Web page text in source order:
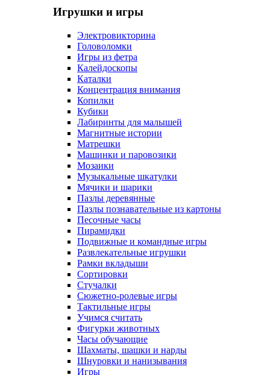
Игрушки и игры
Электровикторина
Головоломки
Игры из фетра
Калейдоскопы
Каталки
Концентрация внимания
Копилки
Кубики
Лабиринты для малышей
Магнитные истории
Матрешки
Машинки и паровозики
Мозаики
Музыкальные шкатулки
Мячики и шарики
Пазлы деревянные
Пазлы познавательные из картоны
Песочные часы
Пирамидки
Подвижные и командные игры
Развлекательные игрушки
Рамки вкладыши
Сортировки
Стучалки
Сюжетно-ролевые игры
Тактильные игры
Учимся считать
Фигурки животных
Часы обучающие
Шахматы, шашки и нарды
Шнуровки и нанизывания
Игры